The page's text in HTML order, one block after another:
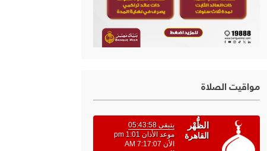
مواقيت الصلاة